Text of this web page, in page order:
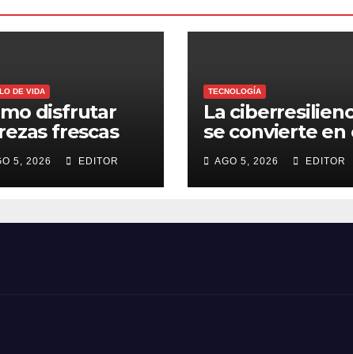
DE VIDA
disfrutar
frescas
5, 2026 EDITOR
TECNOLOGÍA
La
se convierte en
para proteger a
las
ransomware
AGO 5, 2026 EDITOR